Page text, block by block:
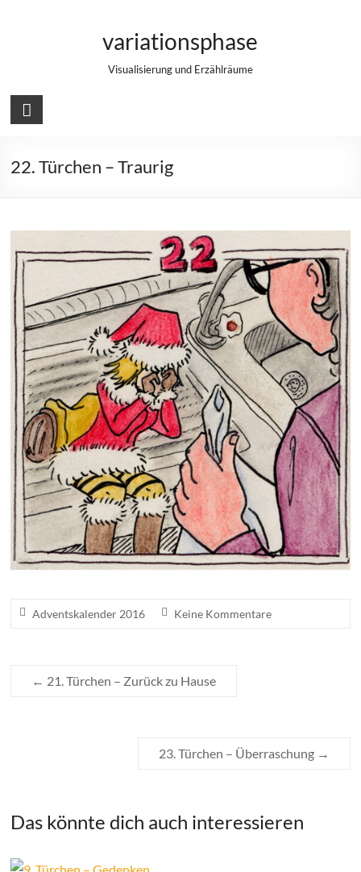
variationsphase
Visualisierung und Erzählräume
22. Türchen – Traurig
Adventskalender 2016 Keine Kommentare
← 21. Türchen – Zurück zu Hause
23. Türchen – Überraschung →
Das könnte dich auch interessieren